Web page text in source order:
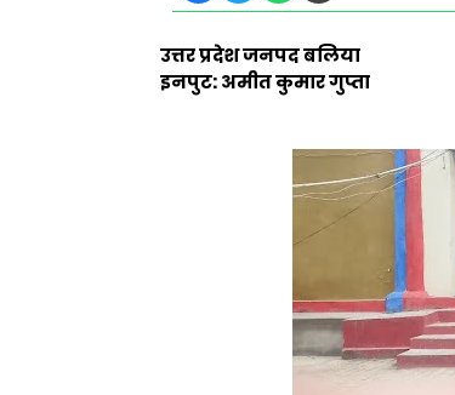
उत्तर प्रदेश जनपद बलिया
इनपुट: अमीत कुमार गुप्ता